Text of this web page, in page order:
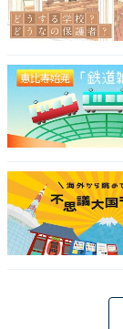
Amazonのセー
のがもっと楽し
る独自レビュー
こちらもおすすめ